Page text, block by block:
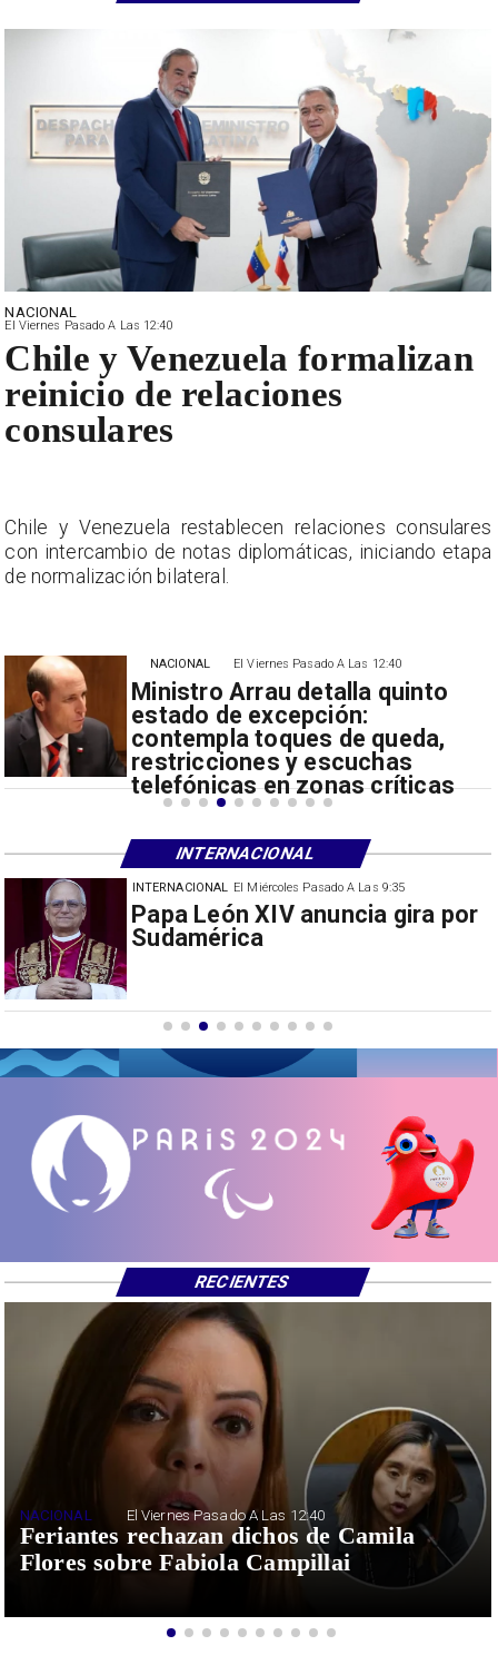
El Miércoles Pasado A Las 9:35
China restringe exportación de
drones a EEUU y sanciona
INTERNACIONAL
El Viernes Pasado A Las 12:40
Ministro Arrau detalla quinto
estado de excepción:
contempla toques de queda,
restricciones y escuchas
telefónicas en zonas críticas
NACIONAL
NACIONAL
El Viernes Pasado A Las 12:40
Chile y Venezuela formalizan
reinicio de relaciones
consulares
Chile y Venezuela restablecen relaciones consulares
con intercambio de notas diplomáticas, iniciando etapa
de normalización bilateral.
INTERNACIONAL
Feriantes rechazan dichos de Camila
Flores sobre Fabiola Campillai
NACIONAL El Viernes Pasado A Las 12:40
RECIENTES